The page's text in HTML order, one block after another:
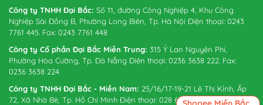
Công ty TNHH Đại Bắc: Số 11, đường Công Nghiệp 4, Khu Công
Nghiệp Sài Đồng B, Phường Long Biên, Tp. Hà Nội Điện thoại: 0243
7761 445. Fax: 0243 7761 448
Công ty Cổ phần Đại Bắc Miền Trung: 315 Ỷ Lan Nguyên Phi,
Phường Hòa Cường, Tp. Đà Nẵng Điện thoại: 0236 3638 222. Fax:
0236 3638 224
Công ty TNHH Đại Bắc - Miền Nam: 25/16/17-19-21 Lê Thị Kỉnh, Ấp
72, Xã Nhà Bè, Tp. Hồ Chí Minh Điện thoại: 028 6265 0738. Fax: